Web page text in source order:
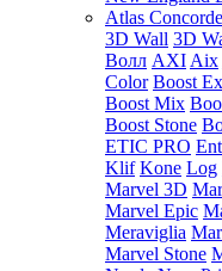
Atlas Concorde
3D Wall 3D
Волл AXI Aix
Color Boost
Boost Mix
Boost Stone
ETIC PRO
Klif Kone Log
Marvel 3D
Marvel Epic
Meraviglia
Marvel Stone